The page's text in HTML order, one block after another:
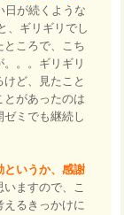
日が続くような
、ギリギリでし
ところで、こち
。。ギリギリ
ど、見たこと
とがあったのは
ミでも継続し
というか、感謝
いますので、こ
るきっかけに